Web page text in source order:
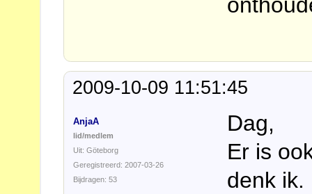
2009-10-09 11:51:45
AnjaA
lid/medlem
Uit: Göteborg
Geregistreerd: 2007-03-26
Bijdragen: 53
Dag,
Er is
denk ik.